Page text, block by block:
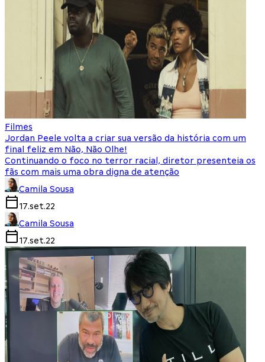
Filmes
Jordan Peele volta a criar sua versão da história com um
final feliz em Não, Não Olhe!
Continuando o foco no terror racial, diretor presenteia os
fãs com mais uma obra digna de atenção
Camila Sousa
17.set.22
Camila Sousa
17.set.22